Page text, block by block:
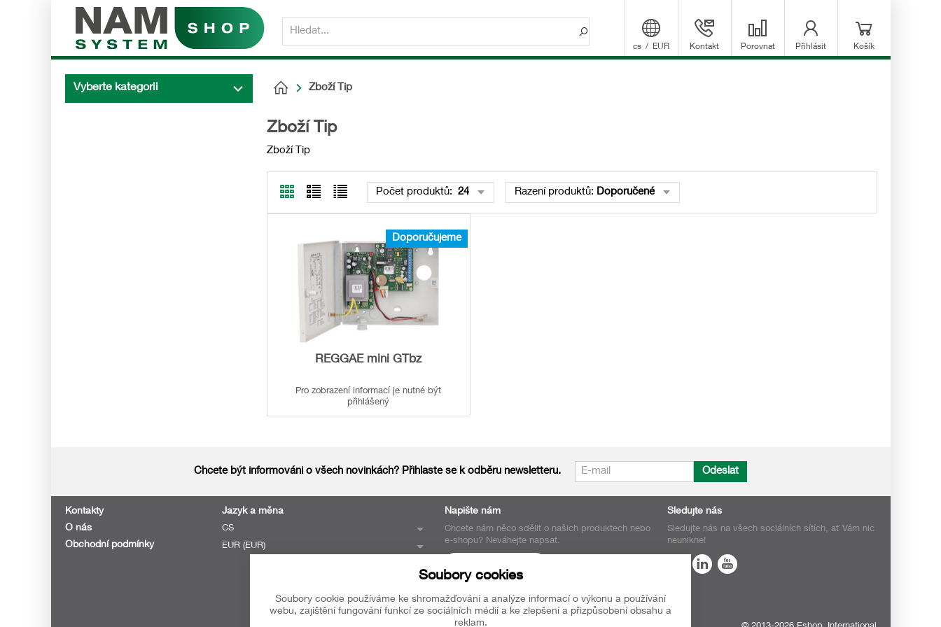
cs / EUR Kontakt Porovnat Přihlásit Košík
Vyberte kategorii Zboží Tip
Zboží Tip
Zboží Tip
Počet produktů: 24 Řazení produktů: Doporučené
Doporučujeme
REGGAE mini GTbz
Pro zobrazení informací je nutné být
přihlášený
Chcete být informováni o všech novinkách? Přihlaste se k odběru newsletteru. Odeslat
Kontakty
O nás
Obchodní podmínky
Jazyk a měna
CS
EUR (EUR)
Napište nám
Chcete nám něco sdělit o našich produktech nebo
e-shopu? Neváhejte napsat.
Sledujte nás
Sledujte nás na všech sociálních sítích, ať Vám nic
neunikne!
Soubory cookies
Soubory cookie používáme ke shromažďování a analýze informací o výkonu a používání
webu, zajištění fungování funkcí ze sociálních médií a ke zlepšení a přizpůsobení obsahu a
reklam.